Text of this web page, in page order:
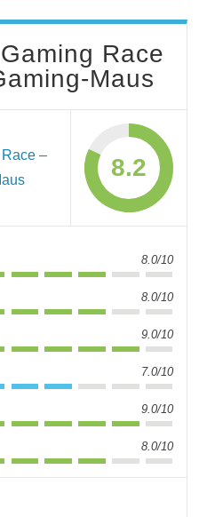
Race
Maus
8.2
8.0/10
8.0/10
9.0/10
7.0/10
9.0/10
8.0/10